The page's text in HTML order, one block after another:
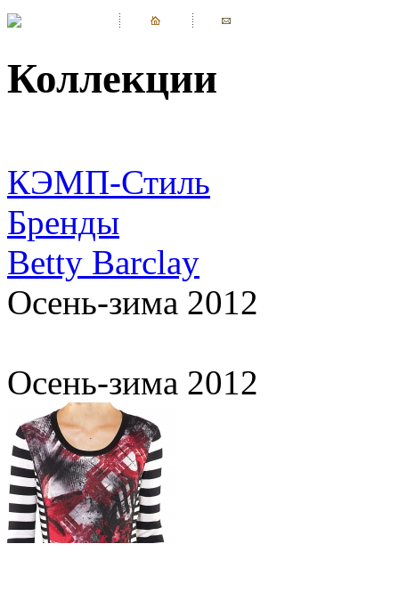
Коллекции
КЭМП-Стиль
Бренды
Betty Barclay
Осень-зима 2012
Осень-зима 2012